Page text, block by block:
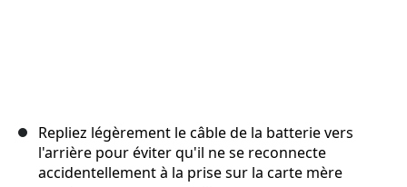
Repliez légèrement le câble de la batterie vers
l'arrière pour éviter qu'il ne se reconnecte
accidentellement à la prise sur la carte mère